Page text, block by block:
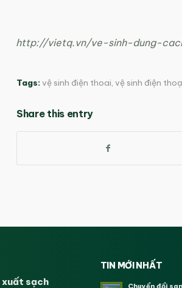
http://vietq.vn/ve-sinh-dung-
Tags:vệ sinh điện thoai, vệ sinh điện
Share this entry
xuất sạch
TIN MỚI NHẤT